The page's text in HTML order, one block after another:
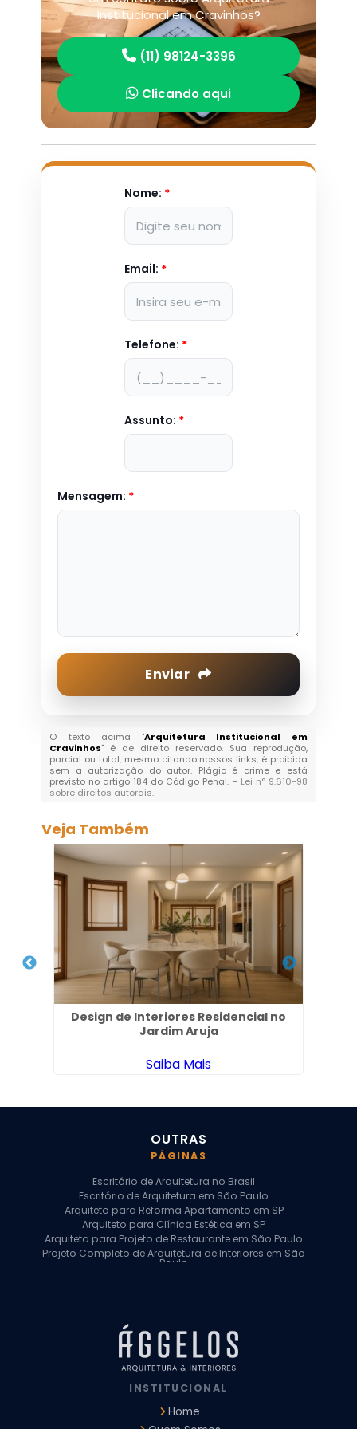
Institucional em Cravinhos?
(11) 98124-3396
Clicando aqui
Nome: *
Email: *
Telefone: *
Assunto: *
Mensagem: *
Enviar
O texto acima "Arquitetura Institucional em
Cravinhos" é de direito reservado. Sua reprodução,
parcial ou total, mesmo citando nossos links, é proibida
sem a autorização do autor. Plágio é crime e está
previsto no artigo 184 do Código Penal. – Lei n° 9.610-98
sobre direitos autorais.
Veja Também
Design de Interiores Residencial no
Jardim Aruja
Saiba Mais
OUTRAS
PÁGINAS
Escritório de Arquitetura no Brasil
Escritório de Arquitetura em São Paulo
Arquiteto para Reforma Apartamento em SP
Arquiteto para Clínica Estética em SP
Arquiteto para Projeto de Restaurante em São Paulo
Projeto Completo de Arquitetura de Interiores em São
Paulo
Arquiteto para Projeto Comercial em São Paulo
Arquiteto Comercial
Arquiteto para Reforma de Apartamento
Arquiteto para Reforma Residencial
Arquitetura para Reforma de Casas
Design de Interiores Apartamentos
INSTITUCIONAL
Home